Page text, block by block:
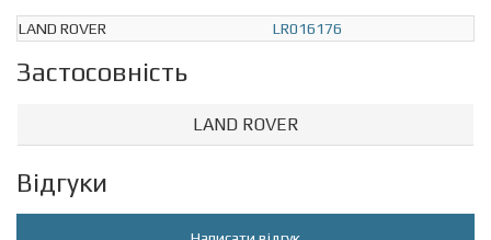
LAND ROVER LR016176
Застосовність
LAND ROVER
Відгуки